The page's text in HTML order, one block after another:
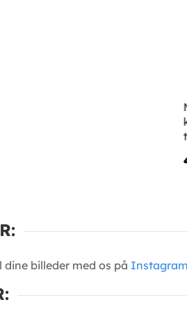
dine billeder med os på Instagram